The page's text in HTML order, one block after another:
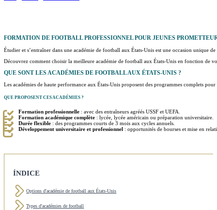
FORMATION DE FOOTBALLPROFESSIONNELPOUR JEUNES
Étudier et s’entraîner dans une académie de football aux États-Unis est une occasion
Découvrez comment choisir la meilleure académie de football aux États-Unis en fonction de
QUE SONT LESACADÉMIES DE FOOTBALL AUX ÉTATS-UNIS ?
Les académies de haute performance aux États-Unis proposent des programmes complets
QUE PROPOSENT CES ACADÉMIES ?
Formation professionnelle: avec des entraîneurs agréés USSF et UEFA.
Formation académique complète: lycée, lycée américain ou préparation universitaire.
Durée flexible: des programmes courts de 3 mois aux cycles annuels.
Développement universitaire et professionnel: opportunités de bourses et mise en
ÍNDICE
Options d'académie de football aux États-Unis
Types d'académies de football